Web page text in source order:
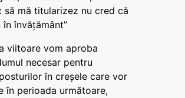
să mă titularizez nu cred că
în învățământ”
viitoare vom aproba
necesar pentru
în creșele care vor
în perioada următoare,